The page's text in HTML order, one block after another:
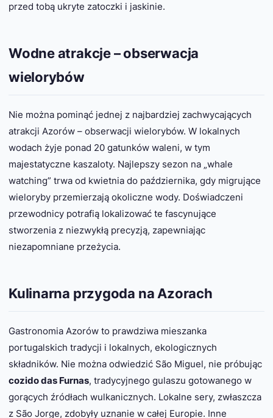
przed tobą ukryte zatoczki i jaskinie.
Wodne atrakcje – obserwacja
wielorybów
Nie można pominąć jednej z najbardziej zachwycających
atrakcji Azorów – obserwacji wielorybów. W lokalnych
wodach żyje ponad 20 gatunków waleni, w tym
majestatyczne kaszaloty. Najlepszy sezon na „whale
watching” trwa od kwietnia do października, gdy migrujące
wieloryby przemierzają okoliczne wody. Doświadczeni
przewodnicy potrafią lokalizować te fascynujące
stworzenia z niezwykłą precyzją, zapewniając
niezapomniane przeżycia.
Kulinarna przygoda na Azorach
Gastronomia Azorów to prawdziwa mieszanka
portugalskich tradycji i lokalnych, ekologicznych
składników. Nie można odwiedzić São Miguel, nie próbując
cozido das Furnas, tradycyjnego gulaszu gotowanego w
gorących źródłach wulkanicznych. Lokalne sery, zwłaszcza
z São Jorge, zdobyły uznanie w całej Europie. Inne